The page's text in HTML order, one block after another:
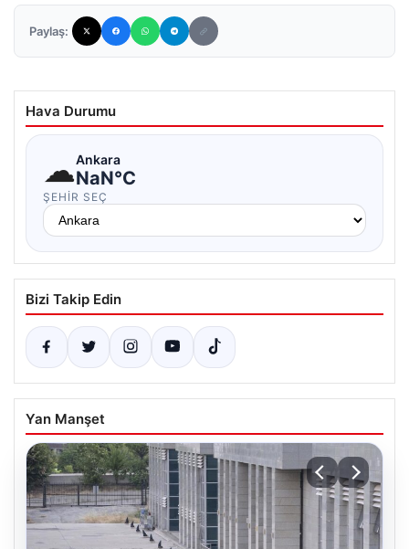
Paylaş:
Hava Durumu
☁Ankara
NaN°C
ŞEHIR SEÇ
Bizi Takip Edin
Yan Manşet